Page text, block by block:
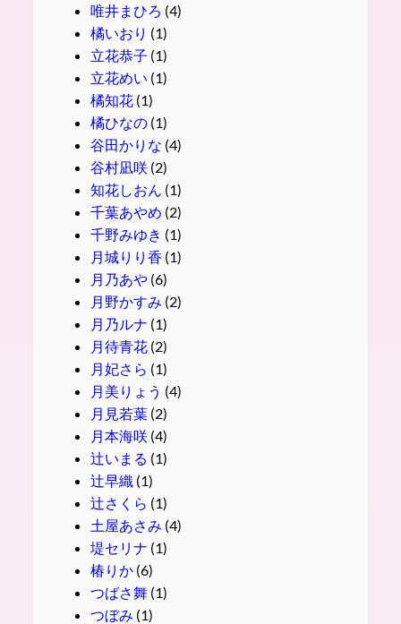
唯井まひろ (4)
橘いおり (1)
立花恭子 (1)
立花めい (1)
橘知花(1)
橘ひなの(1)
谷田かりな (4)
谷村凪咲(2)
知花しおん (1)
千葉あやめ (2)
千野みゆき (1)
月城りり香 (1)
月乃あや(6)
月野かすみ (2)
月乃ルナ (1)
月待青花(2)
月妃さら (1)
月美りょう (4)
月見若葉(2)
月本海咲(4)
辻いまる (1)
辻早織(1)
辻さくら (1)
土屋あさみ (4)
堤セリナ (1)
椿りか(6)
つばさ舞(1)
つぼみ (1)